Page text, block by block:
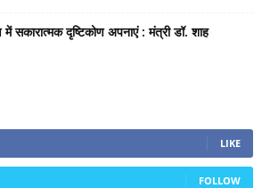
सकारात्मक दृष्टिकोण अपनाएं : मंत्री डॉ. शाह
LIKE
FOLLOW